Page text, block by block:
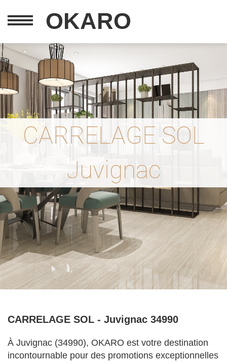
OKARO
CARRELAGE SOL
Juvignac
CARRELAGE SOL - Juvignac 34990
À Juvignac (34990), OKARO est votre destination
incontournable pour des promotions exceptionnelles